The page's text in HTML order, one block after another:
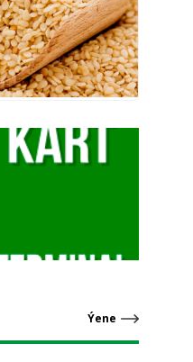
Ýene